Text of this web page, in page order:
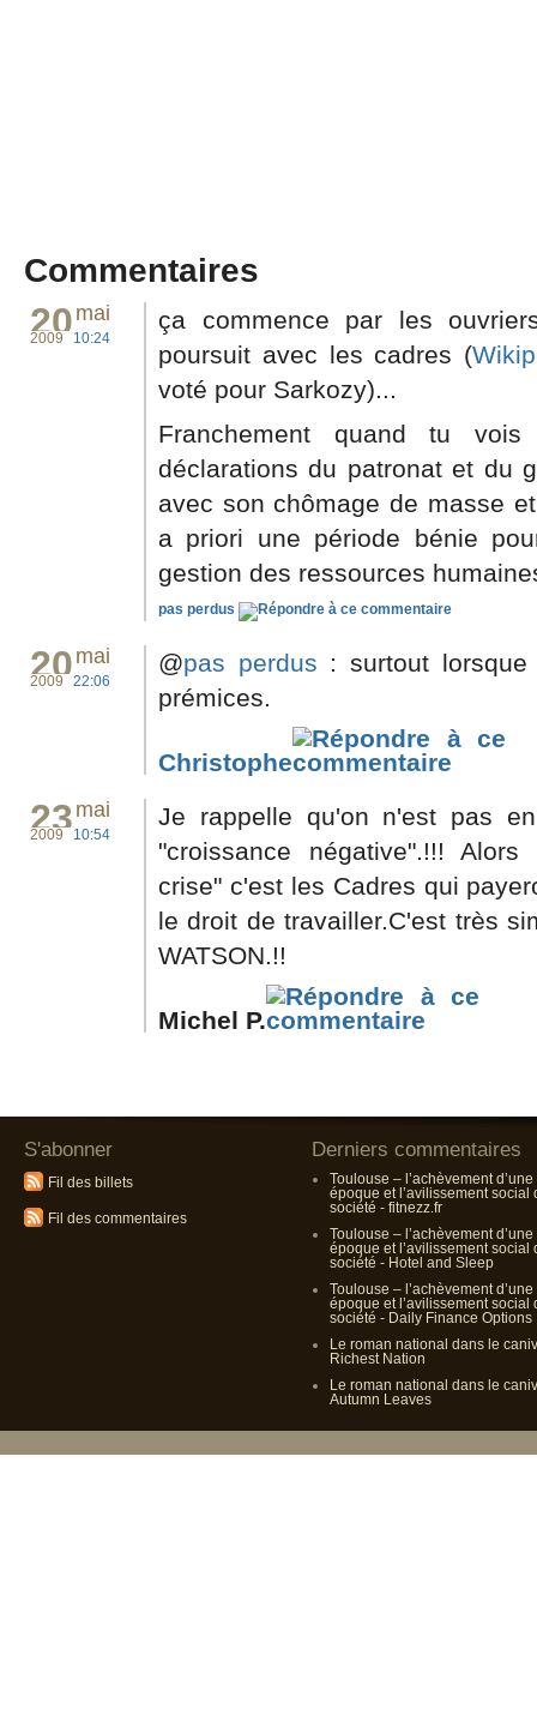
Commentaires
20 mai
2009 10:24
ça commence par les
poursuit avec les cadres (
voté pour Sarkozy)...
Franchement quand tu
déclarations du patronat et du
avec son chômage de masse
a priori une période bénie
gestion des ressources
pas perdus
20 mai
2009 22:06
@pas perdus : surtout
prémices.
Christophe
23 mai
2009 10:54
Je rappelle qu'on n'est pas
"croissance négative".!!!
crise" c'est les Cadres qui
le droit de travailler.C'est très
WATSON.!!
Michel P.
S'abonner
Fil des billets
Fil des commentaires
Derniers commentaires
Toulouse – l’achèvement d’une
époque et l’avilissement social
société - fitnezz.fr
Toulouse – l’achèvement d’une
époque et l’avilissement social
société - Hotel and Sleep
Toulouse – l’achèvement d’une
époque et l’avilissement social
société - Daily Finance Options
Le roman national dans le
Richest Nation
Le roman national dans le
Autumn Leaves